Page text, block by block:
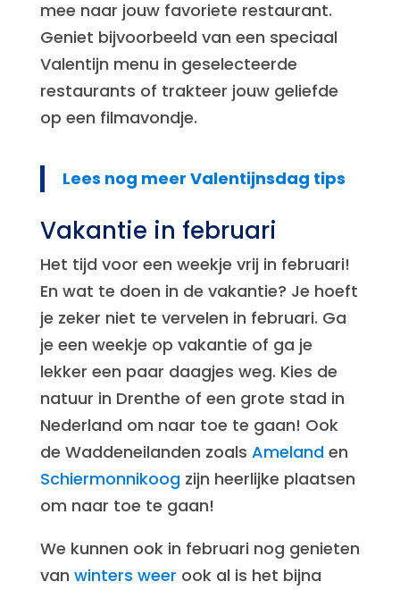
mee naar jouw favoriete restaurant.
Geniet bijvoorbeeld van een speciaal
Valentijn menu in geselecteerde
restaurants of trakteer jouw geliefde
op een filmavondje.
Lees nog meer Valentijnsdag tips
Vakantie in februari
Het tijd voor een weekje vrij in februari!
En wat te doen in de vakantie? Je hoeft
je zeker niet te vervelen in februari. Ga
je een weekje op vakantie of ga je
lekker een paar daagjes weg. Kies de
natuur in Drenthe of een grote stad in
Nederland om naar toe te gaan! Ook
de Waddeneilanden zoals Amelanden
Schiermonnikoogzijn heerlijke plaatsen
om naar toe te gaan!
We kunnen ook in februari nog genieten
van winters weer ook al is het bijna